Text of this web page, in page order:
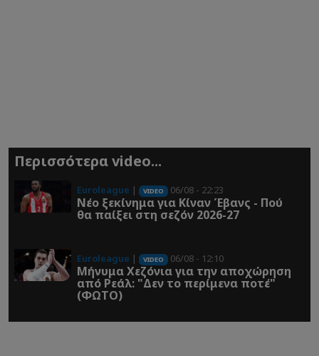
Περισσότερα video...
Euroleague | VIDEO 06/08 - 22:23
Νέο ξεκίνημα για Κίναν Έβανς - Πού
θα παίξει στη σεζόν 2026-27
Euroleague | VIDEO 06/08 - 12:10
Μήνυμα Χεζόνια για την αποχώρηση
από Ρεάλ: "Δεν το περίμενα ποτέ"
(ΦΩΤΟ)